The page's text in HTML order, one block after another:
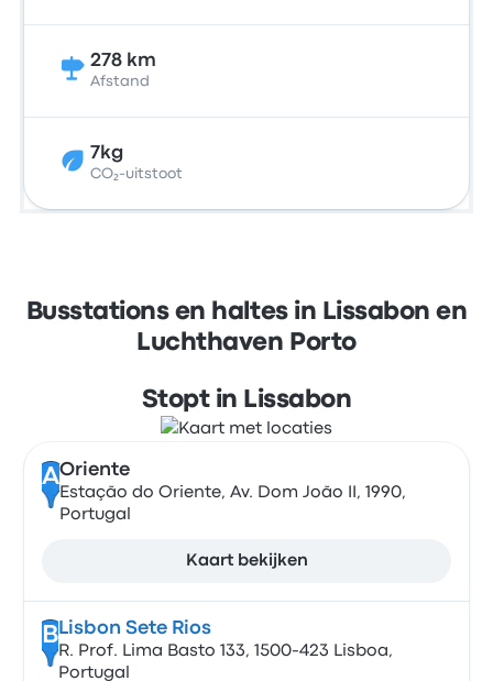
278 km
Afstand
7kg
CO₂-uitstoot
Busstations en haltes in Lissabon en
Luchthaven Porto
Stopt in Lissabon
AOriente
Estação do Oriente, Av. Dom João II, 1990,
Portugal
Kaart bekijken
B Lisbon Sete Rios
R. Prof. Lima Basto 133, 1500-423 Lisboa,
Portugal